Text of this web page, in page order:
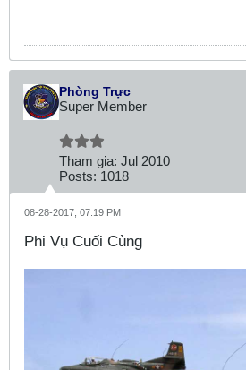
Phòng Trực
Super Member
Tham gia: Jul 2010
Posts: 1018
08-28-2017, 07:19 PM
Phi Vụ Cuối Cùng